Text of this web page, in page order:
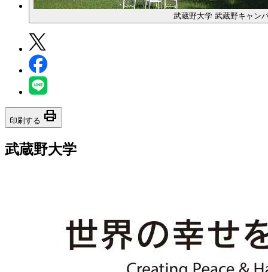
武蔵野大学 武蔵野キャン
印刷する print
武蔵野大学